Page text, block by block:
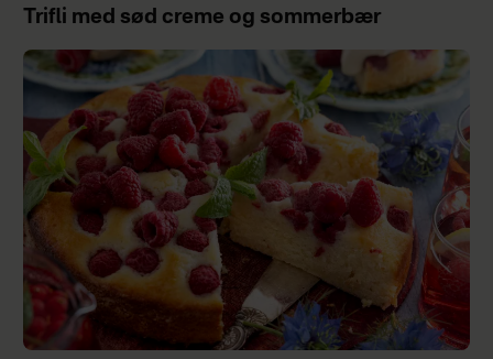
Trifli med sød creme og sommerbær